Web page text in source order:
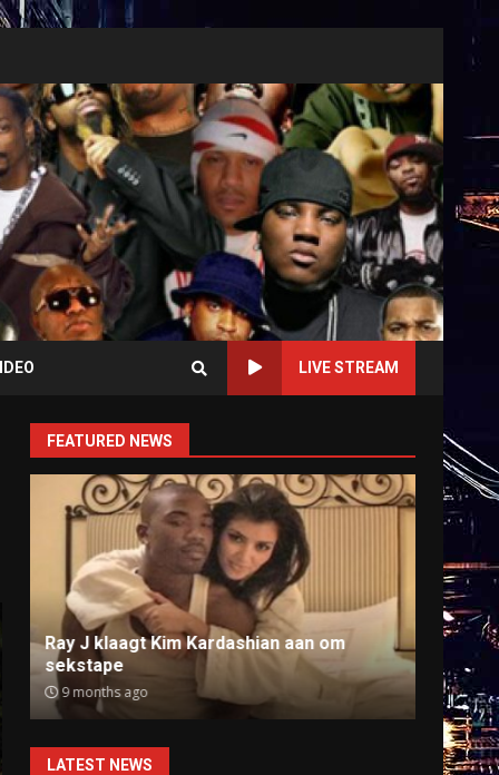
LIVE STREAM
FEATURED NEWS
Ray J klaagt Kim Kardashian aan om
sekstape
9 months ago
Anti-
9
LATEST NEWS